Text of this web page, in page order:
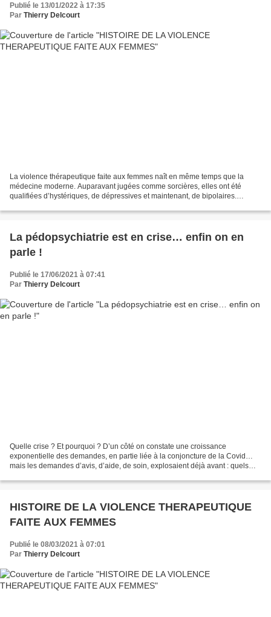
Publié le 13/01/2022 à 17:35
Par Thierry Delcourt
La violence thérapeutique faite aux femmes naît en même temps que la
médecine moderne. Auparavant jugées comme sorcières, elles ont été
qualifiées d’hystériques, de dépressives et maintenant, de bipolaires.
La pédopsychiatrie est en crise… enfin on en
parle !
Publié le 17/06/2021 à 07:41
Par Thierry Delcourt
Quelle crise ? Et pourquoi ? D’un côté on constate une croissance
exponentielle des demandes, en partie liée à la conjoncture de la Covid…
mais les demandes d’avis, d’aide, de soin, explosaient déjà avant : quels
HISTOIRE DE LA VIOLENCE THERAPEUTIQUE
FAITE AUX FEMMES
Publié le 08/03/2021 à 07:01
Par Thierry Delcourt